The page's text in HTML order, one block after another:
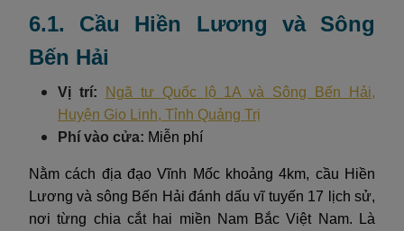
6.1. Cầu Hiền Lương và Sông
Bến Hải
Vị trí:
Ngã tư Quốc lộ 1A và Sông Bến Hải,
Huyện Gio Linh, Tỉnh Quảng Trị
Phí vào cửa: Miễn phí
Nằm cách địa đạo Vĩnh Mốc khoảng 4km, cầu Hiền
Lương và sông Bến Hải đánh dấu vĩ tuyến 17 lịch sử,
nơi từng chia cắt hai miền Nam Bắc Việt Nam. Là